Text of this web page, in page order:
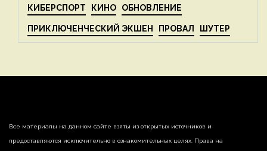
КИБЕРСПОРТ КИНО ОБНОВЛЕНИЕ
ПРИКЛЮЧЕНЧЕСКИЙ ЭКШЕН ПРОВАЛ ШУТЕР
Все материалы на данном сайте взяты из открытых источников и
предоставляются исключительно в ознакомительных целях. Права на